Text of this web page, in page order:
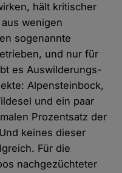
hält kritischer
wenigen
sogenannte
und nur für
es Auswilderungs-
Alpensteinbock,
und ein paar
Prozentsatz der
keines dieser
Für die
nachgezüchteter